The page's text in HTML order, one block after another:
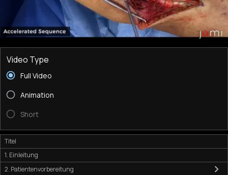
Video Type
Full Video
Animation
Short
Titel
1. Einleitung
2. Patientenvorbereitung